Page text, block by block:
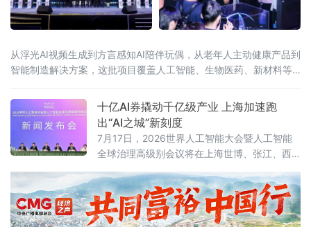
从浮光AI视频生成到方言感知AI陪伴玩偶，从老年人主动健康产品到
智能制造解决方案，这批项目覆盖人工智能、生物医药、新材料等
室里一个“
十亿AI券撬动千亿级产业 上海加速跑
出“AI之城”新刻度
7月17日，2026世界人工智能大会暨人工智能
全球治理高级别会议将在上海世博、张江、西
工智能企业动作频频——7月13日，阶跃星辰发
布全球首个大模型原生终端品牌STEPX及
StepAOS；同日，东方算芯首颗软件定义近存